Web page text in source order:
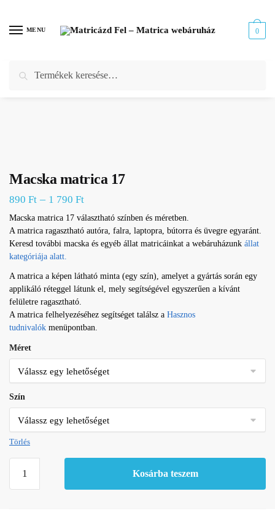
navigation
content
MENU 0
Kezdőlap / Webáruház / Állat matrica
Macska matrica 17
890 Ft – 1 790 Ft
Macska matrica 17 választható színben és méretben.
A matrica ragasztható autóra, falra, laptopra, bútorra és üvegre egyaránt.
Keresd további macska és egyéb állat matricáinkat a webáruházunk állat
kategóriája alatt.
A matrica a képen látható minta (egy szín), amelyet a gyártás során egy
applikáló réteggel látunk el, mely segítségével egyszerűen a kívánt
felületre ragasztható.
A matrica felhelyezéséhez segítséget találsz a Hasznos
tudnivalók menüpontban.
Méret
Szín
Törlés
matrica
Kosárba teszem